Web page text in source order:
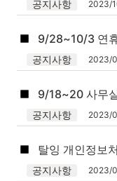
공지사항 2023/
9/28~10/3 연
공지사항 2023/
공지사항 2023/
탈잉 개인정보
공지사항 2023/